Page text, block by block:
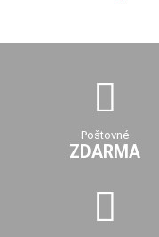
Poštovné
ZDARMA